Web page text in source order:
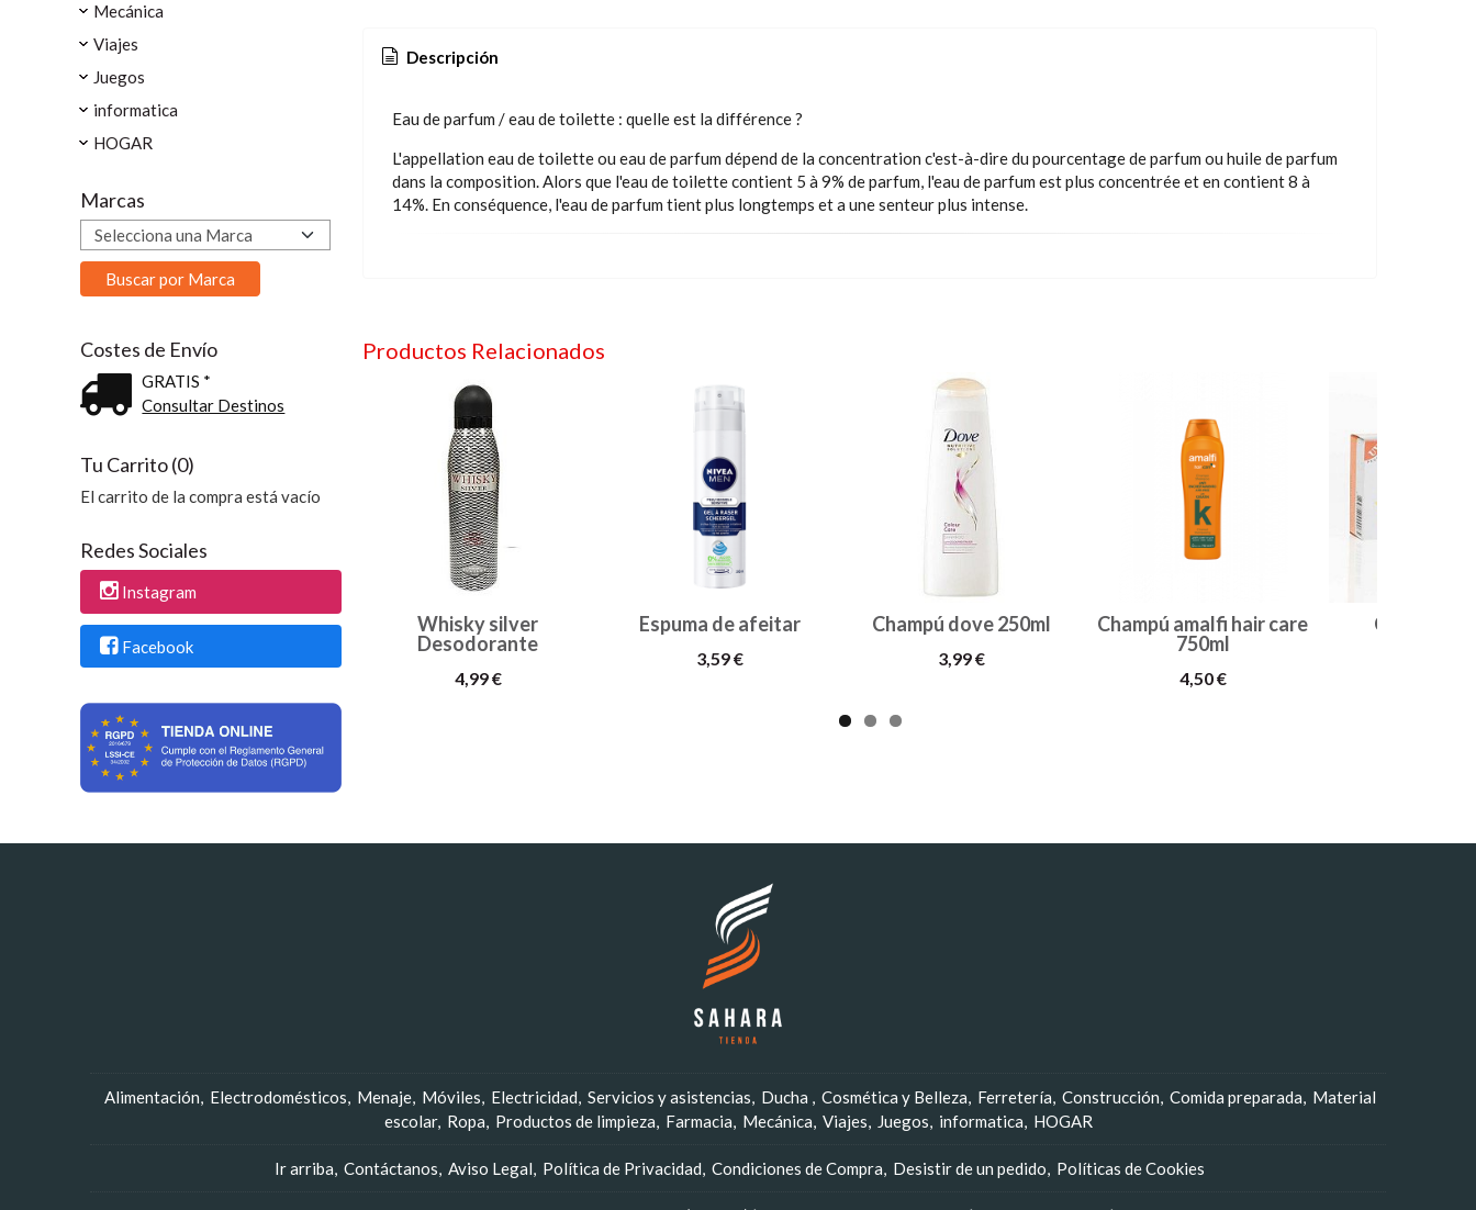
Mecánica
Viajes
Juegos
informatica
HOGAR
Marcas
Costes de Envío
GRATIS *
Consultar Destinos
Tu Carrito (0)
El carrito de la compra está vacío
Redes Sociales
Instagram
Facebook
Descripción
Eau de parfum / eau de toilette : quelle est la différence ?
L'appellation eau de toilette ou eau de parfum dépend de la concentration c'est-à-dire du pourcentage de parfum ou huile de parfum
dans la composition. Alors que l'eau de toilette contient 5 à 9% de parfum, l'eau de parfum est plus concentrée et en contient 8 à
14%. En conséquence, l'eau de parfum tient plus longtemps et a une senteur plus intense.
Productos Relacionados
Whisky silver
Desodorante
4,99 €
Espuma de afeitar
3,59 €
Champú dove 250ml
3,99 €
Champú amalfi hair care
750ml
4,50 €
Crema
Alimentación Electrodomésticos Menaje Móviles Electricidad Servicios y asistencias Ducha Cosmética y Belleza Ferretería Construcción Comida preparada
Material
escolar Ropa Productos de limpieza Farmacia Mecánica Viajes Juegos informatica HOGAR
Ir arriba Contáctanos Aviso Legal Política de Privacidad Condiciones de Compra Desistir de un pedido Políticas de Cookies